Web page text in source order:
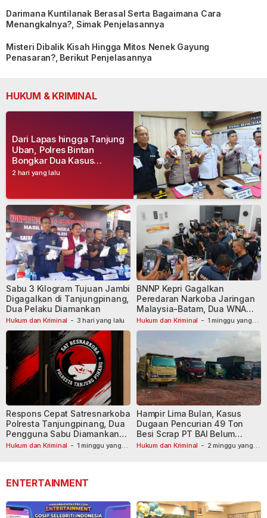
Darimana Kuntilanak Berasal Serta Bagaimana Cara
Menangkalnya?, Simak Penjelasannya
Misteri Dibalik Kisah Hingga Mitos Nenek Gayung
Penasaran?, Berikut Penjelasannya
HUKUM & KRIMINAL
2 hari yang lalu
Dari Lapas hingga Tanjung
Uban, Polres Bintan
Bongkar Dua Kasus
Narkoba, Empat Tersangka
Hukum dan Kriminal - 3 hari yang lalu
Sabu 3 Kilogram Tujuan Jambi
Digagalkan di Tanjungpinang,
Dua Pelaku Diamankan
Hukum dan Kriminal - 1 minggu yang
BNNP Kepri Gagalkan
Peredaran Narkoba Jaringan
Malaysia-Batam, Dua WNA
Masih Diburu
Hukum dan Kriminal - 1 minggu yang
Respons Cepat Satresnarkoba
Polresta Tanjungpinang, Dua
Pengguna Sabu Diamankan
Usai Dilaporkan ke Call Center
Hukum dan Kriminal - 2 minggu yang
Hampir Lima Bulan, Kasus
Dugaan Pencurian 49 Ton
Besi Scrap PT BAI Belum
Tetapkan Tersangka
ENTERTAINMENT